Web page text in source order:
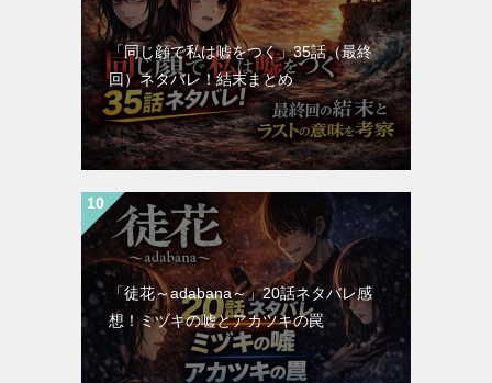
「同じ顔で私は嘘をつく」35話（最終
回）ネタバレ！結末まとめ
「徒花～adabana～」20話ネタバレ感
想！ミヅキの嘘とアカツキの罠